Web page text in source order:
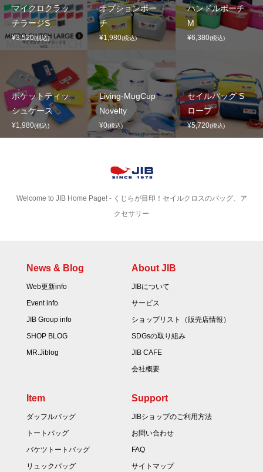
マイクロクラッ
チラージS
¥3,520(税込)
オプションポー
チ
¥1,980(税込)
ハンドルポーチ
M
¥6,380(税込)
ポケットティッ
シュケース
¥1,980(税込)
Living-MugCup
Novelty
¥0(税込)
セイルバッグ S
ロープ
¥5,720(税込)
Welcome to JIB Home Page! ‐ くじらが目印！セイルクロスのバッグ、ア
クセサリー
News & Blog
Web更新info
Event info
JIB Group info
SHOP BLOG
MR.Jiblog
About JIB
JIBについて
サービス
ショップリスト（販売店情報）
SDGsの取り組み
JIB CAFE
会社概要
Item
ダッフルバッグ
トートバッグ
バケツトートバッグ
リュックバッグ
Support
JIBショップのご利用方法
お問い合わせ
FAQ
サイトマップ